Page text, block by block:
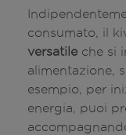
consumato, il
versatile che si
alimentazione,
esempio, per
energia, puoi